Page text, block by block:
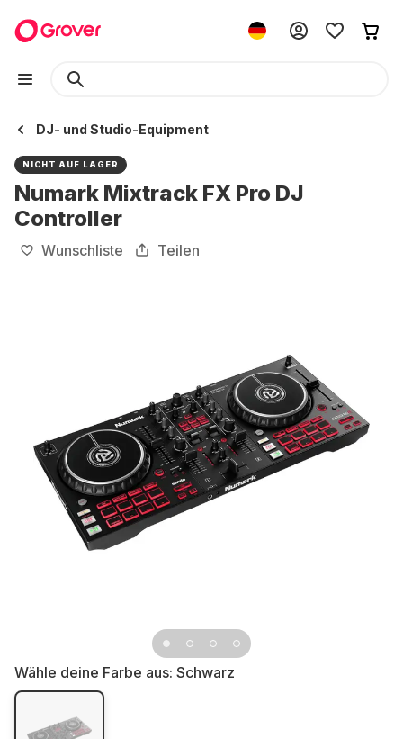
DJ- und Studio-Equipment
NICHT AUF LAGER
Numark Mixtrack FX Pro DJ
Controller
Wunschliste Teilen
Wähle deine Farbe aus: Schwarz